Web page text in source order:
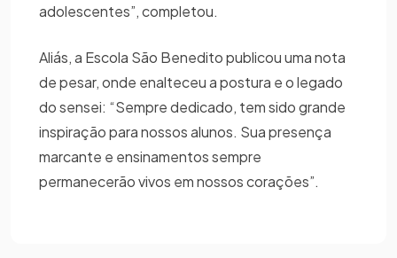
adolescentes”, completou.
Aliás, a Escola São Benedito publicou uma nota
de pesar, onde enalteceu a postura e o legado
do sensei: “Sempre dedicado, tem sido grande
inspiração para nossos alunos. Sua presença
marcante e ensinamentos sempre
permanecerão vivos em nossos corações”.